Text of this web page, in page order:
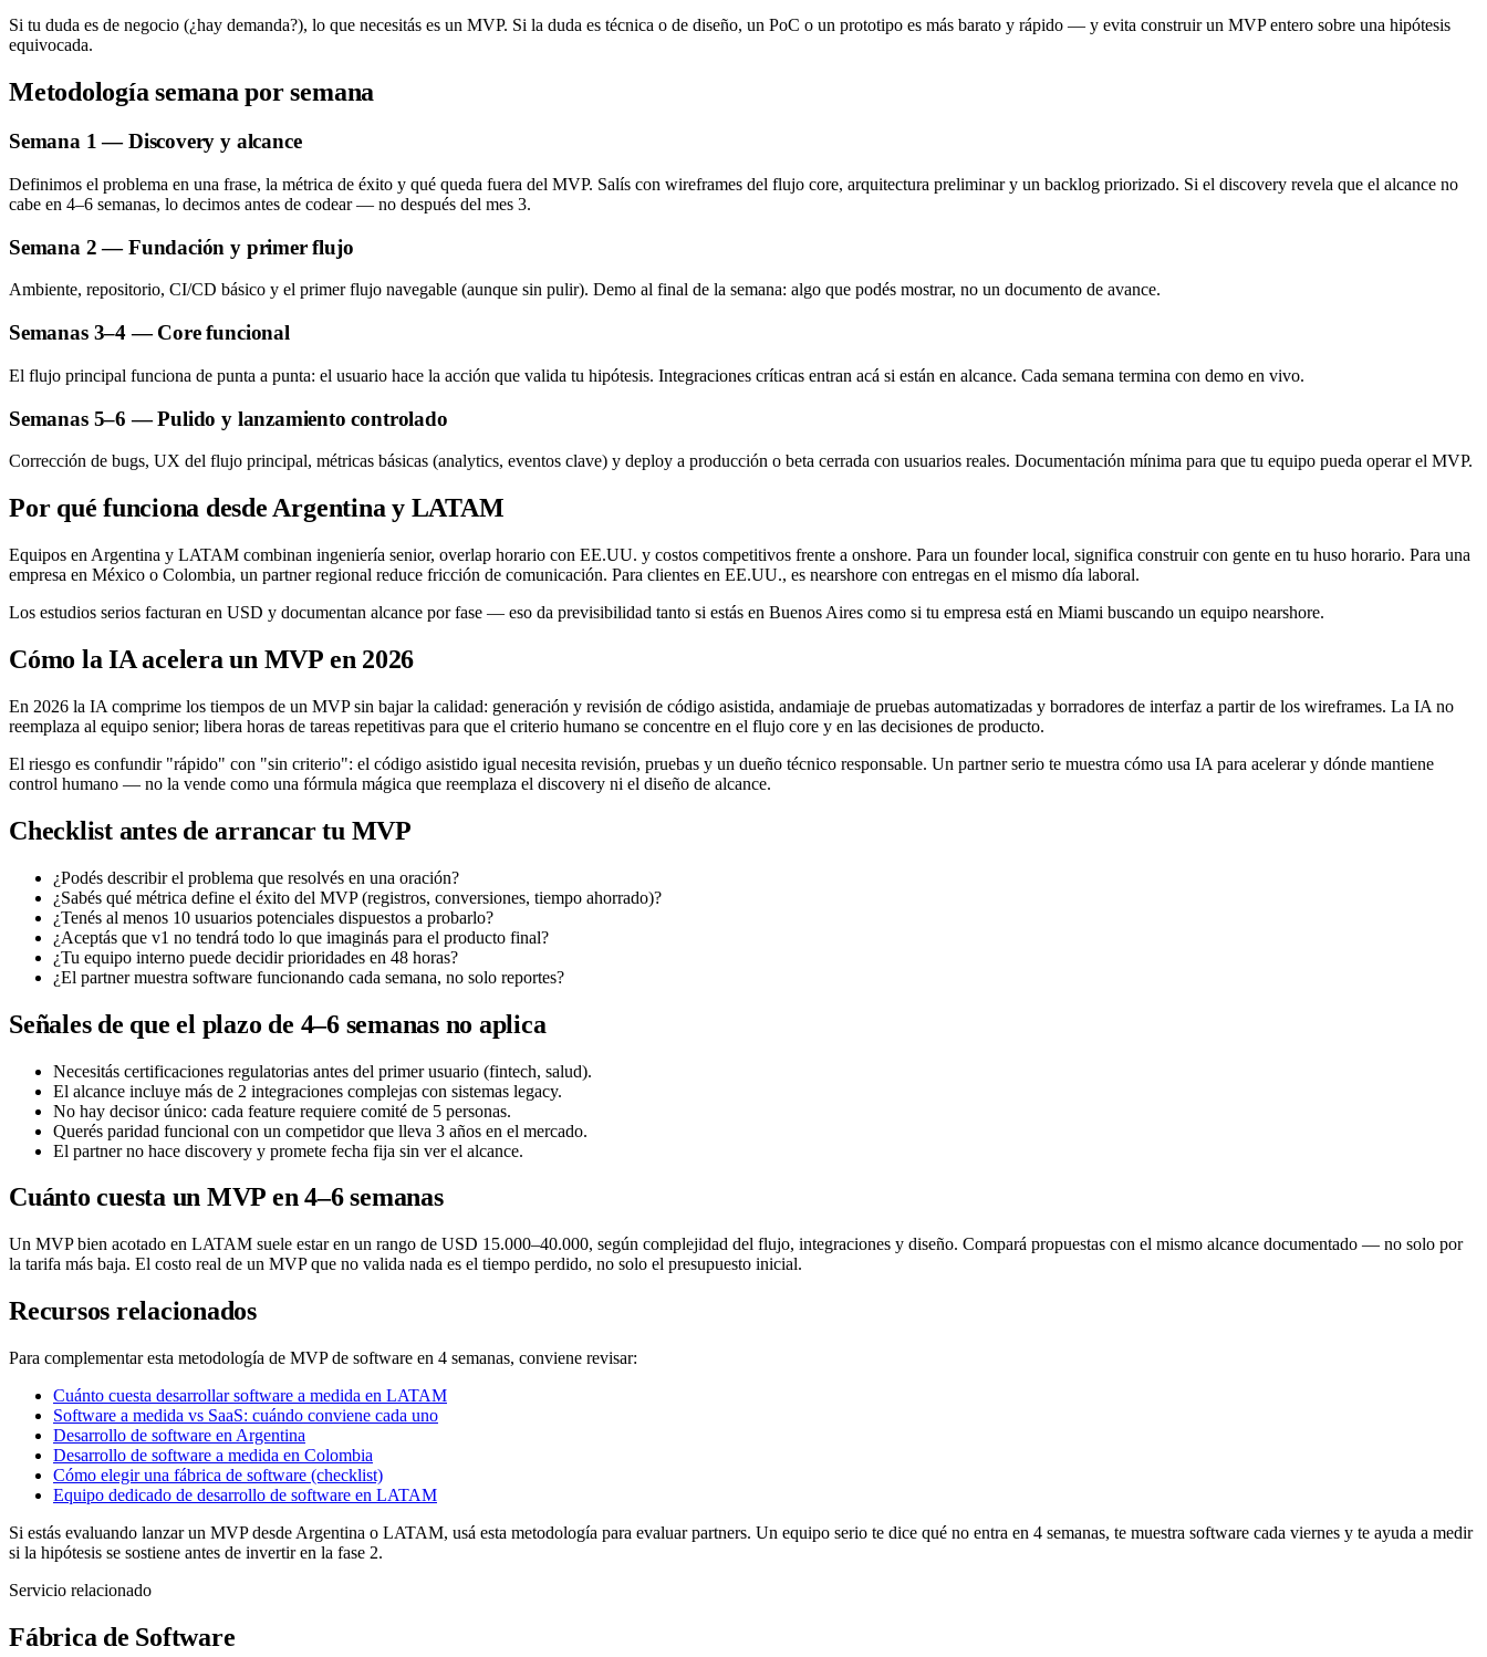
Si tu duda es de negocio (¿hay demanda?), lo que necesitás es un MVP. Si la duda es técnica o de diseño, un PoC o un prototipo es más barato y rápido — y evita construir un MVP entero sobre una hipótesis
equivocada.
Metodología semana por semana
Semana 1 — Discovery y alcance
Definimos el problema en una frase, la métrica de éxito y qué queda fuera del MVP. Salís con wireframes del flujo core, arquitectura preliminar y un backlog priorizado. Si el discovery revela que el alcance no
cabe en 4–6 semanas, lo decimos antes de codear — no después del mes 3.
Semana 2 — Fundación y primer flujo
Ambiente, repositorio, CI/CD básico y el primer flujo navegable (aunque sin pulir). Demo al final de la semana: algo que podés mostrar, no un documento de avance.
Semanas 3–4 — Core funcional
El flujo principal funciona de punta a punta: el usuario hace la acción que valida tu hipótesis. Integraciones críticas entran acá si están en alcance. Cada semana termina con demo en vivo.
Semanas 5–6 — Pulido y lanzamiento controlado
Corrección de bugs, UX del flujo principal, métricas básicas (analytics, eventos clave) y deploy a producción o beta cerrada con usuarios reales. Documentación mínima para que tu equipo pueda operar el MVP.
Por qué funciona desde Argentina y LATAM
Equipos en Argentina y LATAM combinan ingeniería senior, overlap horario con EE.UU. y costos competitivos frente a onshore. Para un founder local, significa construir con gente en tu huso horario. Para una
empresa en México o Colombia, un partner regional reduce fricción de comunicación. Para clientes en EE.UU., es nearshore con entregas en el mismo día laboral.
Los estudios serios facturan en USD y documentan alcance por fase — eso da previsibilidad tanto si estás en Buenos Aires como si tu empresa está en Miami buscando un equipo nearshore.
Cómo la IA acelera un MVP en 2026
En 2026 la IA comprime los tiempos de un MVP sin bajar la calidad: generación y revisión de código asistida, andamiaje de pruebas automatizadas y borradores de interfaz a partir de los wireframes. La IA no
reemplaza al equipo senior; libera horas de tareas repetitivas para que el criterio humano se concentre en el flujo core y en las decisiones de producto.
El riesgo es confundir "rápido" con "sin criterio": el código asistido igual necesita revisión, pruebas y un dueño técnico responsable. Un partner serio te muestra cómo usa IA para acelerar y dónde mantiene
control humano — no la vende como una fórmula mágica que reemplaza el discovery ni el diseño de alcance.
Checklist antes de arrancar tu MVP
¿Podés describir el problema que resolvés en una oración?
¿Sabés qué métrica define el éxito del MVP (registros, conversiones, tiempo ahorrado)?
¿Tenés al menos 10 usuarios potenciales dispuestos a probarlo?
¿Aceptás que v1 no tendrá todo lo que imaginás para el producto final?
¿Tu equipo interno puede decidir prioridades en 48 horas?
¿El partner muestra software funcionando cada semana, no solo reportes?
Señales de que el plazo de 4–6 semanas no aplica
Necesitás certificaciones regulatorias antes del primer usuario (fintech, salud).
El alcance incluye más de 2 integraciones complejas con sistemas legacy.
No hay decisor único: cada feature requiere comité de 5 personas.
Querés paridad funcional con un competidor que lleva 3 años en el mercado.
El partner no hace discovery y promete fecha fija sin ver el alcance.
Cuánto cuesta un MVP en 4–6 semanas
Un MVP bien acotado en LATAM suele estar en un rango de USD 15.000–40.000, según complejidad del flujo, integraciones y diseño. Compará propuestas con el mismo alcance documentado — no solo por
la tarifa más baja. El costo real de un MVP que no valida nada es el tiempo perdido, no solo el presupuesto inicial.
Recursos relacionados
Para complementar esta metodología de MVP de software en 4 semanas, conviene revisar:
Cuánto cuesta desarrollar software a medida en LATAM
Software a medida vs SaaS: cuándo conviene cada uno
Desarrollo de software en Argentina
Desarrollo de software a medida en Colombia
Cómo elegir una fábrica de software (checklist)
Equipo dedicado de desarrollo de software en LATAM
Si estás evaluando lanzar un MVP desde Argentina o LATAM, usá esta metodología para evaluar partners. Un equipo serio te dice qué no entra en 4 semanas, te muestra software cada viernes y te ayuda a medir
si la hipótesis se sostiene antes de invertir en la fase 2.
Servicio relacionado
Fábrica de Software